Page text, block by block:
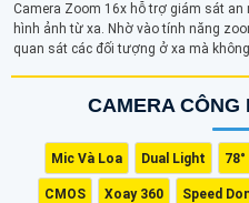
Camera Zoom 16x hỗ trợ giám sát
hình ảnh từ xa. Nhờ vào tính năng
quan sát các đối tượng ở xa mà
CAMERA CÔNG
Mic Và Loa Dual Light 78°
CMOS Xoay 360 Speed